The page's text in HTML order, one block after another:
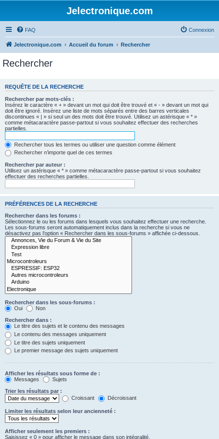
Jelectronique.com
FAQ Connexion
Jelectronique.com Accueil du forum Rechercher
Rechercher
REQUÊTE DE LA RECHERCHE
Rechercher par mots-clés :
Insérez le caractère « + » devant un mot qui doit être trouvé et « - » devant un mot qui
doit être ignoré. Insérez une liste de mots séparés entre des barres verticales
discontinues « | » si seul un des mots doit être trouvé. Utilisez un astérisque « * »
comme métacaractère passe-partout si vous souhaitez effectuer des recherches
partielles.
Rechercher tous les termes ou utiliser une question comme élément
Rechercher n’importe quel de ces termes
Rechercher par auteur :
Utilisez un astérisque « * » comme métacaractère passe-partout si vous souhaitez
effectuer des recherches partielles.
PRÉFÉRENCES DE LA RECHERCHE
Rechercher dans les forums :
Sélectionnez le ou les forums dans lesquels vous souhaitez effectuer une recherche.
Les sous-forums seront automatiquement inclus dans la recherche si vous ne
désactivez pas l’option « Rechercher dans les sous-forums » affichée ci-dessous.
Rechercher dans les sous-forums :
Oui
Non
Rechercher dans :
Le titre des sujets et le contenu des messages
Le contenu des messages uniquement
Le titre des sujets uniquement
Le premier message des sujets uniquement
Afficher les résultats sous forme de :
Messages
Sujets
Trier les résultats par :
Croissant
Décroissant
Limiter les résultats selon leur ancienneté :
Afficher seulement les premiers :
Saisissez « 0 » pour afficher le message dans son intégralité.